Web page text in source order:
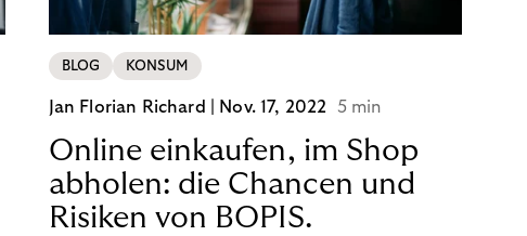
BLOG KONSUM
Jan Florian Richard | Nov. 17, 2022 5 min
Online einkaufen, im Shop
abholen: die Chancen und
Risiken von BOPIS.